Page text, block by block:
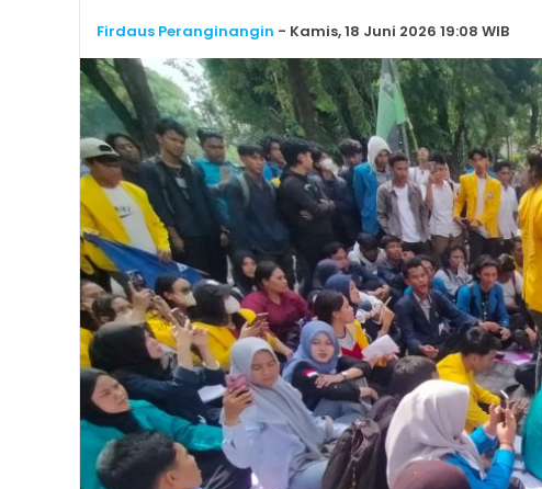
Firdaus Peranginangin - Kamis, 18 Juni 2026 19:08 WIB